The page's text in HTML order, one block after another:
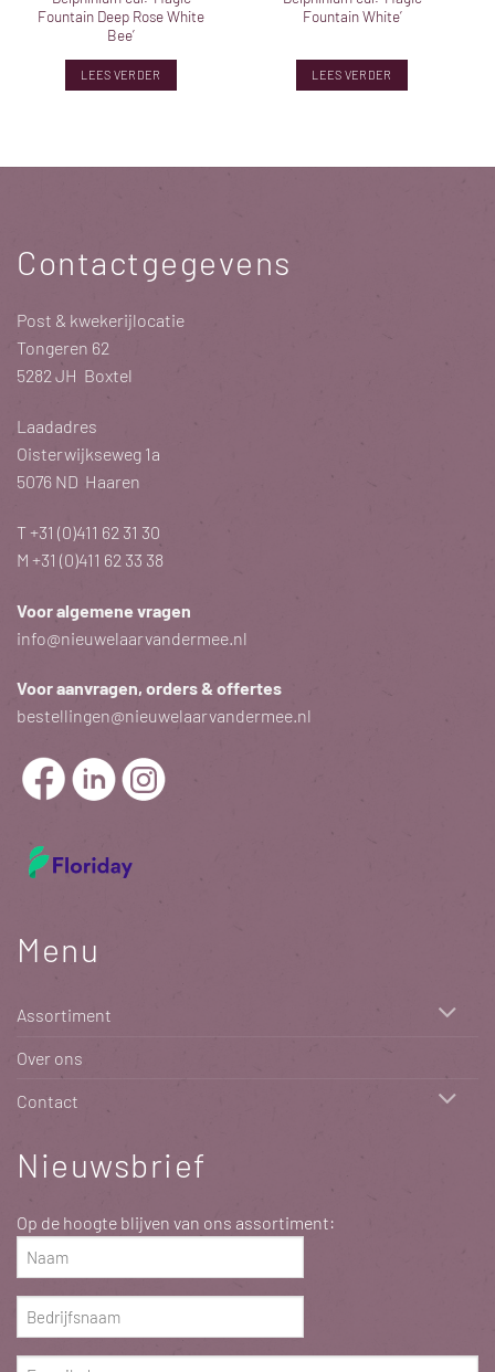
Fountain Deep Rose White
Bee’
LEES VERDER
Fountain White’
LEES VERDER
Contactgegevens
Post & kwekerijlocatie
Tongeren 62
5282 JH Boxtel
Laadadres
Oisterwijkseweg 1a
5076 ND Haaren
T+31 (0)411 62 31 30
M +31 (0)411 62 33 38
Voor algemene vragen
info@nieuwelaarvandermee.nl
Voor aanvragen, orders & offertes
bestellingen@nieuwelaarvandermee.nl
Menu
Assortiment
Over ons
Contact
Nieuwsbrief
Op de hoogte blijven van ons assortiment:
Naam
(Vereist)
Bedrijfsnaam
(Vereist)
E-